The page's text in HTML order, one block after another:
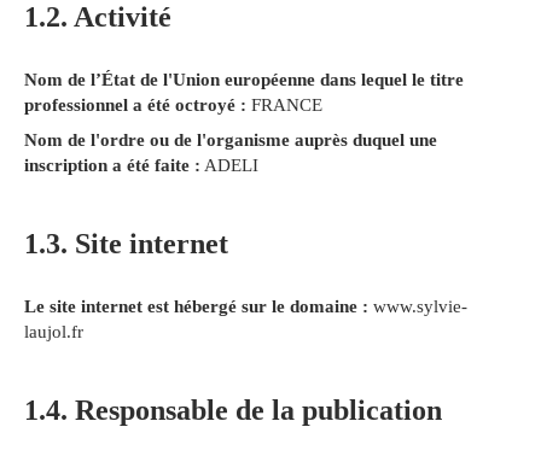
1.2. Activité
Nom de l’État de l'Union européenne dans lequel le titre
professionnel a été octroyé : FRANCE
Nom de l'ordre ou de l'organisme auprès duquel une
inscription a été faite : ADELI
1.3. Site internet
Le site internet est hébergé sur le domaine : www.sylvie-
laujol.fr
1.4. Responsable de la publication